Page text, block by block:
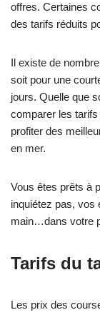
offres. Certaines
des tarifs réduits
Il existe de
soit pour une
jours. Quelle que
comparer les tarifs
profiter des
en mer.
Vous êtes prêts à
inquiétez pas, vos
main…dans votre
Tarifs du
Les prix des